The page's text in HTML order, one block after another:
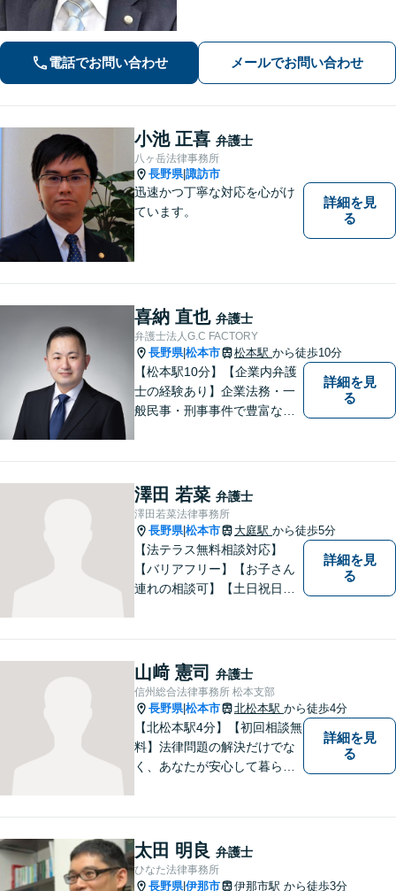
ます!【秘密厳守】【破産管財人】
電話でお問い合わせ メールでお問い合わせ
小池 正喜 弁護士
八ヶ岳法律事務所
長野県|諏訪市
迅速かつ丁寧な対応を心がけ
ています。
詳細を見
る
喜納 直也 弁護士
弁護士法人G.C FACTORY
長野県|松本市 松本駅 から徒歩10分
【松本駅10分】【企業内弁護
士の経験あり】企業法務・一
般民事・刑事事件で豊富な実
供します。
詳細を見
る
澤田 若菜 弁護士
澤田若菜法律事務所
長野県|松本市 大庭駅 から徒歩5分
【法テラス無料相談対応】
【バリアフリー】【お子さん
連れの相談可】【土日祝日応
詳細を見
る
山﨑 憲司 弁護士
信州総合法律事務所 松本支部
長野県|松本市 北松本駅 から徒歩4分
【北松本駅4分】【初回相談無
料】法律問題の解決だけでな
く、あなたが安心して暮らせ
せください。お気持ちに寄り
添い、より良い選択ができる
よう全力を尽くします。【法
詳細を見
る
太田 明良 弁護士
ひなた法律事務所
長野県|伊那市 伊那市駅 から徒歩3分